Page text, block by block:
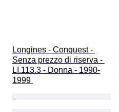
Longines - Conquest -
Senza prezzo di riserva -
LI.113.3 - Donna - 1990-
1999